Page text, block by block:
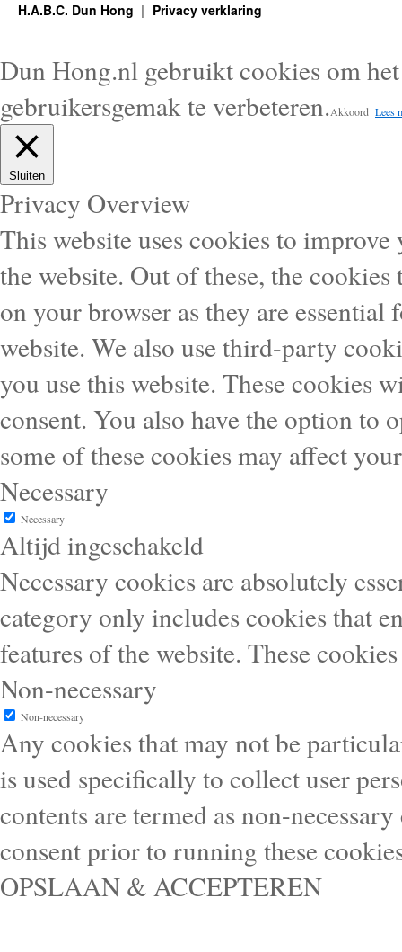
H.A.B.C. Dun Hong Privacy verklaring
Dun Hong.nl gebruikt cookies om
gebruikersgemak te verbeteren.Akkoord Lees
Sluiten
Privacy Overview
This website uses cookies to
the website. Out of these, the cookies
on your browser as they are
website. We also use third-party
you use this website. These cookies
consent. You also have the option
some of these cookies may affect
Necessary
Necessary
Altijd ingeschakeld
Necessary cookies are absolutely
category only includes cookies that
features of the website. These
Non-necessary
Non-necessary
Any cookies that may not be
is used specifically to collect user
contents are termed as non-
consent prior to running these
OPSLAAN & ACCEPTEREN